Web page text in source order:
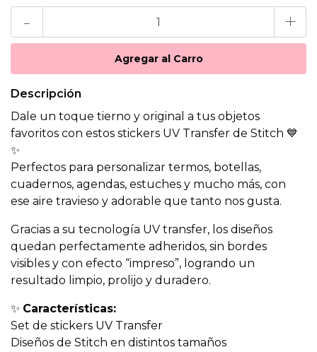
- +
Descripción
Dale un toque tierno y original a tus objetos
favoritos con estos stickers UV Transfer de Stitch 💙
✨
Perfectos para personalizar termos, botellas,
cuadernos, agendas, estuches y mucho más, con
ese aire travieso y adorable que tanto nos gusta.
Gracias a su tecnología UV transfer, los diseños
quedan perfectamente adheridos, sin bordes
visibles y con efecto “impreso”, logrando un
resultado limpio, prolijo y duradero.
✨ Características:
Set de stickers UV Transfer
Diseños de Stitch en distintos tamaños